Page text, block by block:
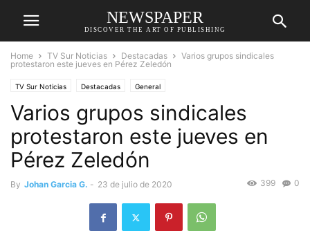
NEWSPAPER
DISCOVER THE ART OF PUBLISHING
Home TV Sur Noticias Destacadas
Varios grupos sindicales
protestaron este jueves en Pérez Zeledón
TV Sur Noticias Destacadas General
Varios grupos sindicales
protestaron este jueves en
Pérez Zeledón
By Johan Garcia G. - 23 de julio de 2020 0
399